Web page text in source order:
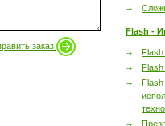
заказ
Flash -
Flash